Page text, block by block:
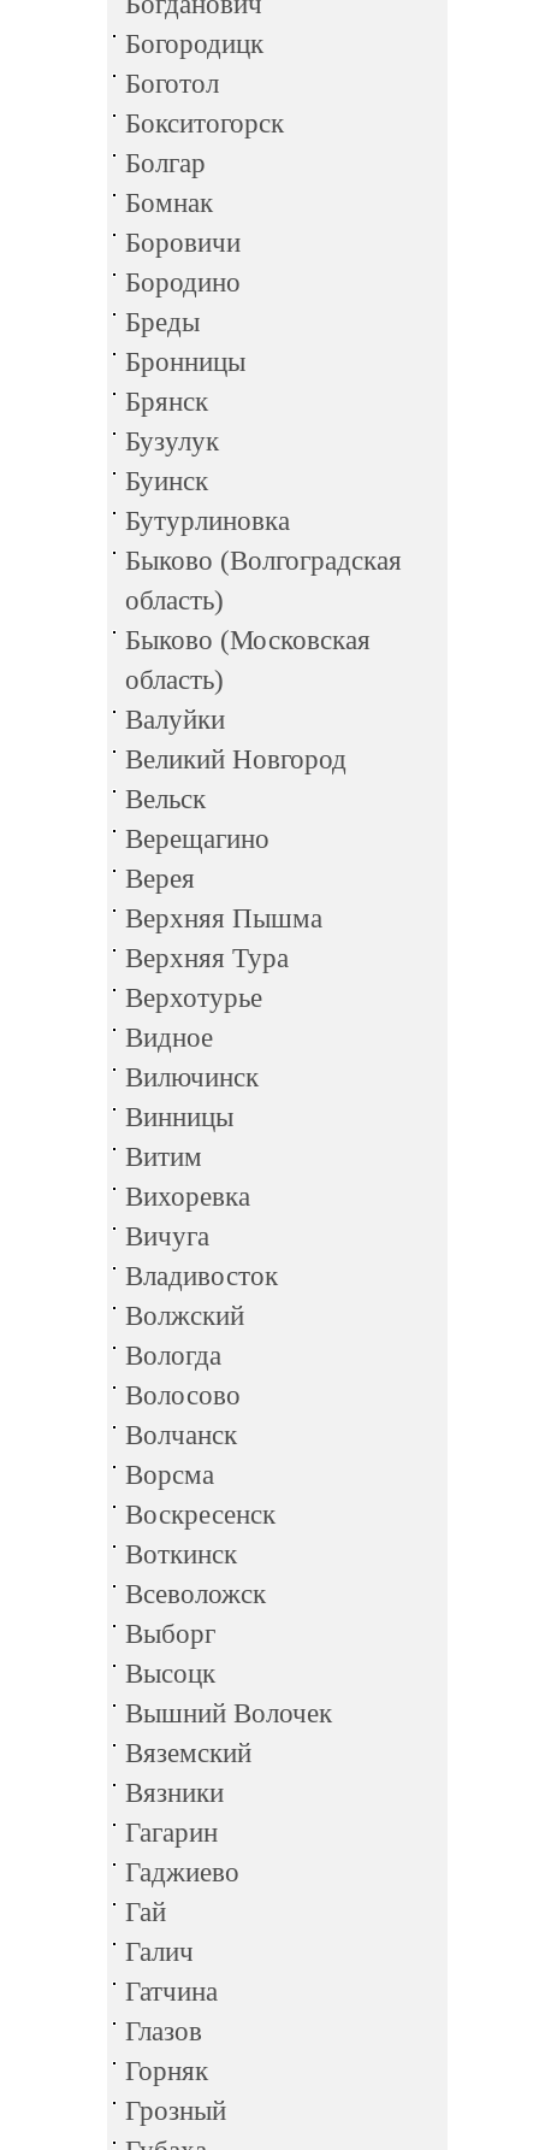
Богородицк
Боготол
Бокситогорск
Болгар
Бомнак
Боровичи
Бородино
Бреды
Бронницы
Брянск
Бузулук
Буинск
Бутурлиновка
Быково (Волгоградская
область)
Быково (Московская
область)
Валуйки
Великий Новгород
Вельск
Верещагино
Верея
Верхняя Пышма
Верхняя Тура
Верхотурье
Видное
Вилючинск
Винницы
Витим
Вихоревка
Вичуга
Владивосток
Волжский
Вологда
Волосово
Волчанск
Ворсма
Воскресенск
Воткинск
Всеволожск
Выборг
Высоцк
Вышний Волочек
Вяземский
Вязники
Гагарин
Гаджиево
Гай
Галич
Гатчина
Глазов
Горняк
Грозный